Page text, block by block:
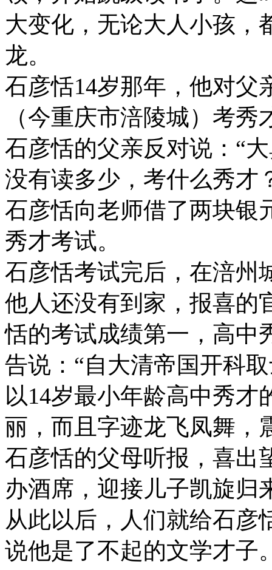
大变化，无论大人小孩，
龙。
石彦恬14岁那年，他对父
（今重庆市涪陵城）考秀
石彦恬的父亲反对说：“
没有读多少，考什么秀才
石彦恬向老师借了两块银
秀才考试。
石彦恬考试完后，在涪州
他人还没有到家，报喜的
恬的考试成绩第一，高中
告说：“自大清帝国开科
以14岁最小年龄高中秀才
丽，而且字迹龙飞凤舞，
石彦恬的父母听报，喜出
办酒席，迎接儿子凯旋归
从此以后，人们就给石彦
说他是了不起的文学才子